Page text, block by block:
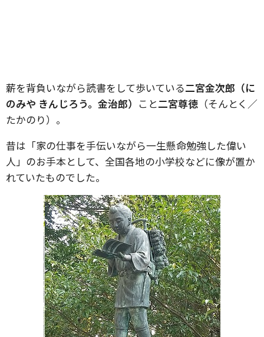
薪を背負いながら読書をして歩いている二宮金次郎（に
のみや きんじろう。金治郎） こと二宮尊徳 （そんとく／
たかのり）。
昔は「家の仕事を手伝いながら一生懸命勉強した偉い
人」のお手本として、全国各地の小学校などに像が置か
れていたものでした。